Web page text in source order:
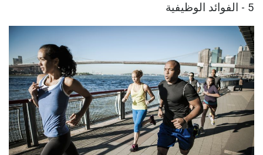
5 - الفوائد الوظيفية